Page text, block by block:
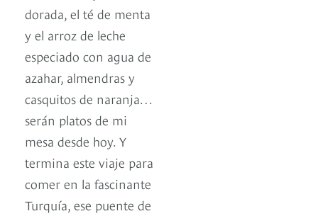
dorada, el té de menta
y el arroz de leche
especiado con agua de
azahar, almendras y
casquitos de naranja…
serán platos de mi
mesa desde hoy. Y
termina este viaje para
comer en la fascinante
Turquía, ese puente de